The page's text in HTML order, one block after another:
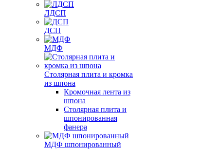
ЛДСП
ДСП
МДФ
Столярная плита и кромка
из шпона
Кромочная лента из
шпона
Столярная плита и
шпонированная
фанера
МДФ шпонированный